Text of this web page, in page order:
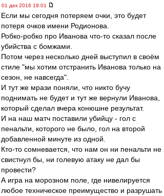
01 дек 2016 19:01
Если мы сегодня потеряем очки, это будет
потеря очков имени Родионова.
Робко-робко про Иванова что-то сказал после
убийства с бомжами.
Потом через несколько дней выступил в своём
стиле "мы хотим отстранить Иванова только на
сезон, не навсегда".
И тут же мрази поняли, что никто бучу
поднимать не будет и тут же вернули Иванова,
который сделал вчера конюшне результат.
И на наш матч поставили убийцу - гол с
пенальти, которого не было, гол на второй
добавленной минуте из одной.
Кто-то сомневается, что нам он ни пенальти не
свистнул бы, ни голевую атаку не дал бы
провести?
А игра на морозном поле, где нивелируется
любое техническое преимущество и разрушать